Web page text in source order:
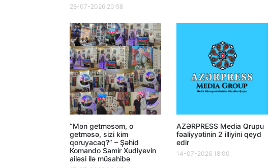
28-07-2026 20:58
“Mən getməsəm, o
getməsə, sizi kim
qoruyacaq?” – Şəhid
Komando Samir Xudiyevin
ailəsi ilə müsahibə
AZƏRPRESS Media Qrupu
fəaliyyətinin 2 illiyini qeyd
edir
14-07-2026 18:00